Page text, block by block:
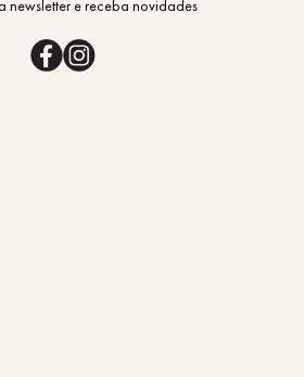
newsletter e receba novidades